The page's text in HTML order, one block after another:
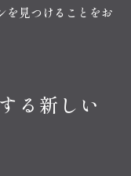
を見つけることをお
る新しい